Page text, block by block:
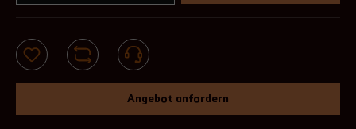
Angebot anfordern